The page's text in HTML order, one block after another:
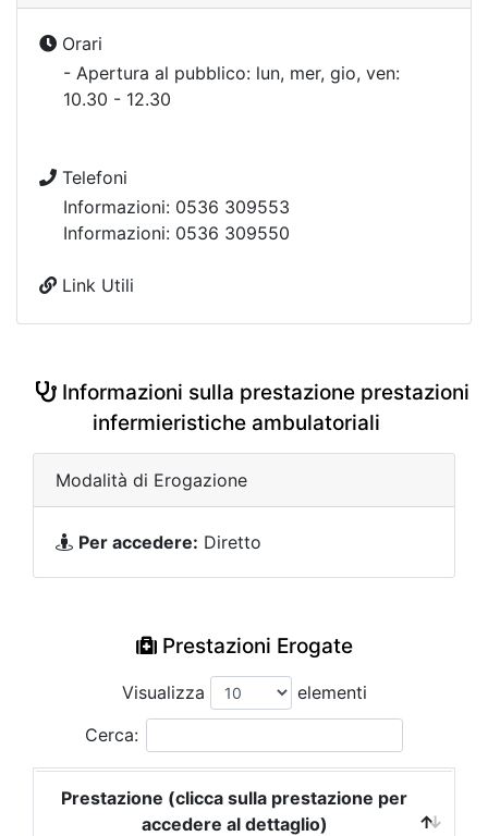
Orari
- Apertura al pubblico: lun, mer, gio, ven:
10.30 - 12.30
Telefoni
Informazioni: 0536 309553
Informazioni: 0536 309550
Link Utili
Informazioni sulla prestazione prestazioni
infermieristiche ambulatoriali
Modalità di Erogazione
Per accedere: Diretto
Prestazioni Erogate
Visualizza
elementi
Cerca:
Prestazione (clicca sulla prestazione per
accedere al dettaglio)